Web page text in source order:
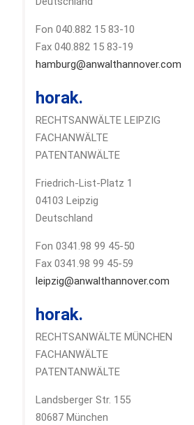
Fon 040.882 15 83-10
Fax 040.882 15 83-19
hamburg@anwalthannover.com
horak.
RECHTSANWÄLTE LEIPZIG
FACHANWÄLTE
PATENTANWÄLTE
Friedrich-List-Platz 1
04103 Leipzig
Deutschland
Fon 0341.98 99 45-50
Fax 0341.98 99 45-59
leipzig@anwalthannover.com
horak.
RECHTSANWÄLTE MÜNCHEN
FACHANWÄLTE
PATENTANWÄLTE
Landsberger Str. 155
80687 München